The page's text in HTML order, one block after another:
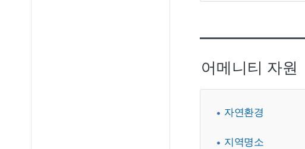
어메니티 자원
자연환경
지역명소